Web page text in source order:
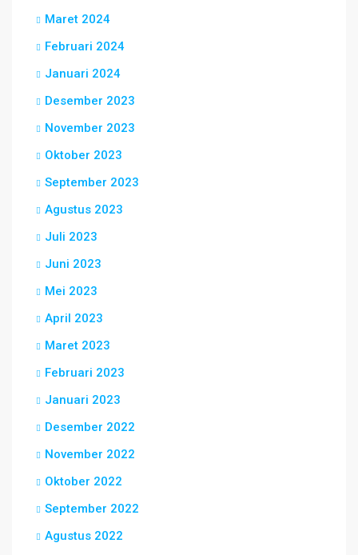
Maret 2024
Februari 2024
Januari 2024
Desember 2023
November 2023
Oktober 2023
September 2023
Agustus 2023
Juli 2023
Juni 2023
Mei 2023
April 2023
Maret 2023
Februari 2023
Januari 2023
Desember 2022
November 2022
Oktober 2022
September 2022
Agustus 2022